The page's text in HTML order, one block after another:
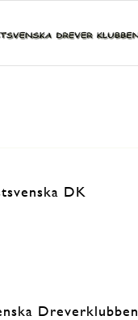
DK
Dreverklubben